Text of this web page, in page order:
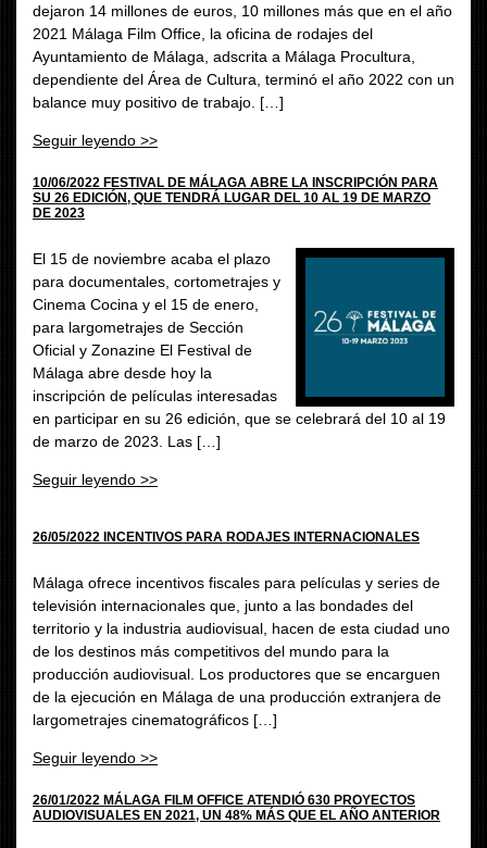
dejaron 14 millones de euros, 10 millones más que en el año
2021 Málaga Film Office, la oficina de rodajes del
Ayuntamiento de Málaga, adscrita a Málaga Procultura,
dependiente del Área de Cultura, terminó el año 2022 con un
balance muy positivo de trabajo. […]
Seguir leyendo >>
10/06/2022 FESTIVAL DE MÁLAGA ABRE LA INSCRIPCIÓN PARA
SU 26 EDICIÓN, QUE TENDRÁ LUGAR DEL 10 AL 19 DE MARZO
DE 2023
El 15 de noviembre acaba el plazo
para documentales, cortometrajes y
Cinema Cocina y el 15 de enero,
para largometrajes de Sección
Oficial y Zonazine El Festival de
Málaga abre desde hoy la
inscripción de películas interesadas
en participar en su 26 edición, que se celebrará del 10 al 19
de marzo de 2023. Las […]
Seguir leyendo >>
26/05/2022 INCENTIVOS PARA RODAJES INTERNACIONALES
Málaga ofrece incentivos fiscales para películas y series de
televisión internacionales que, junto a las bondades del
territorio y la industria audiovisual, hacen de esta ciudad uno
de los destinos más competitivos del mundo para la
producción audiovisual. Los productores que se encarguen
de la ejecución en Málaga de una producción extranjera de
largometrajes cinematográficos […]
Seguir leyendo >>
26/01/2022 MÁLAGA FILM OFFICE ATENDIÓ 630 PROYECTOS
AUDIOVISUALES EN 2021, UN 48% MÁS QUE EL AÑO ANTERIOR